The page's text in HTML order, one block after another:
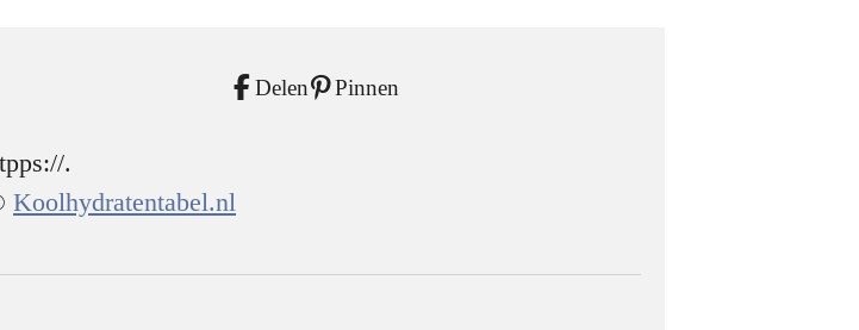
Delen Pinnen
.
Koolhydratentabel.nl